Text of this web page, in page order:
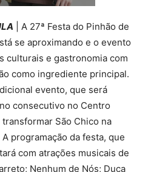
| A 27ª Festa do Pinhão de
se aproximando e o evento
culturais e gastronomia com
como ingrediente principal.
evento, que será
consecutivo no Centro
São Chico na
programação da festa, que
com atrações musicais de
Nenhum de Nós; Duca